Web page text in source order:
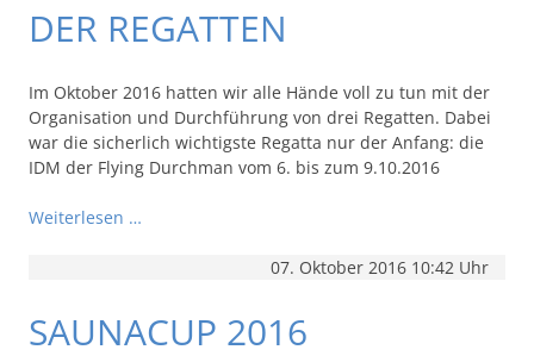
DER REGATTEN
Im Oktober 2016 hatten wir alle Hände voll zu tun mit der
Organisation und Durchführung von drei Regatten. Dabei
war die sicherlich wichtigste Regatta nur der Anfang: die
IDM der Flying Durchman vom 6. bis zum 9.10.2016
Weiterlesen …
07. Oktober 2016 10:42 Uhr
SAUNACUP 2016